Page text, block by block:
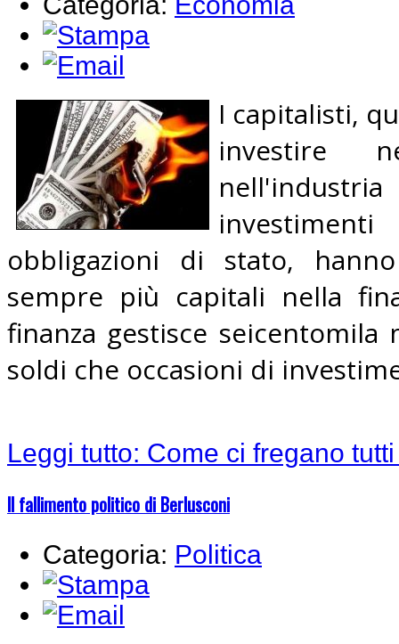
I capitalisti,
investire
obbligazioni di stato,
sempre più capitali nella
finanza gestisce
soldi che occasioni di
Leggi tutto: Come ci fregano
Il fallimento politico di Berlusconi
Categoria: Politica